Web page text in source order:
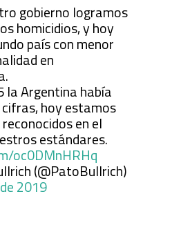
gobierno logramos
homicidios, y hoy
país con menor
en
la Argentina había
hoy estamos
en el
estándares.
oc0DMnHRHq
(@PatoBullrich)
2019